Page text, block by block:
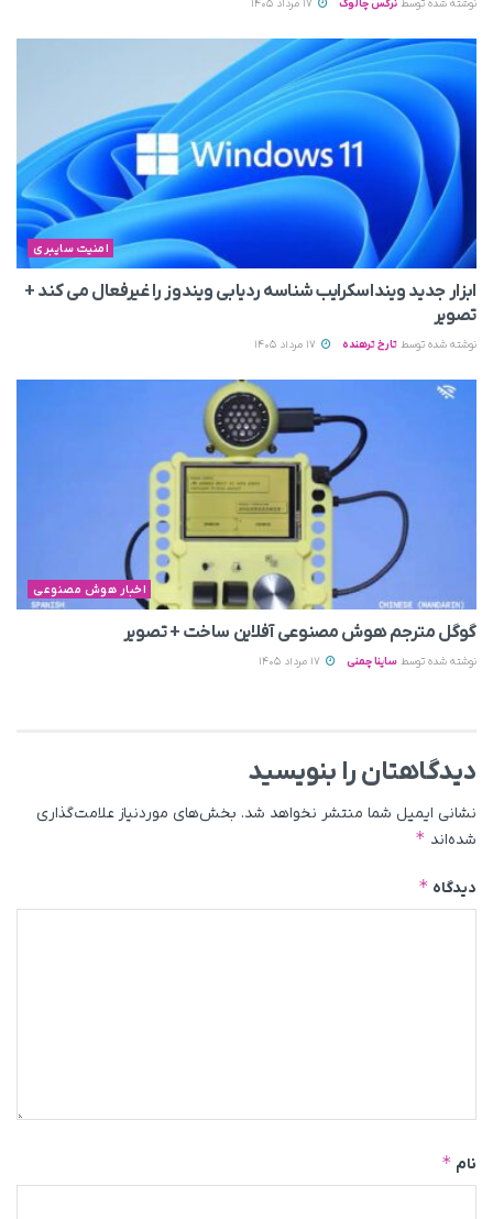
نوشته شده توسط نرگس چالوک
امنیت سایبری
ابزار جدید وینداسکرایب شناسه ردیابی ویندوز را غیرفعال می‌ کند +
تصویر
نوشته شده توسط تارخ ترهنده
اخبار هوش مصنوعی
گوگل مترجم هوش مصنوعی آفلاین ساخت + تصویر
نوشته شده توسط ساینا چمنی
دیدگاهتان را بنویسید
نشانی ایمیل شما منتشر نخواهد شد. بخش‌های موردنیاز علامت‌گذاری
شده‌اند *
دیدگاه *
نام *